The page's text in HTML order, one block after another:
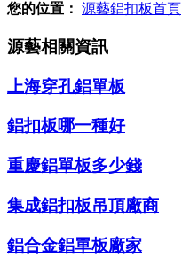
您的位置： 源藝鋁扣板首頁
源藝相關資訊
上海穿孔鋁單板
鋁扣板哪一種好
重慶鋁單板多少錢
集成鋁扣板吊頂廠商
鋁合金鋁單板廠家